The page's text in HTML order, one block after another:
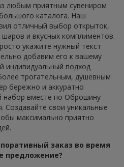
любым приятным сувениром
каталога. Наш
отличный выбор открыток,
и вкусных комплиментов.
укажите нужный текст
добавим его к вашему
индивидуальный подход
трогательным, душевным
бережно и аккуратно
набор вместе по Оброшину
Создавайте свои уникальные
максимально приятно
заказ во время
предложение?